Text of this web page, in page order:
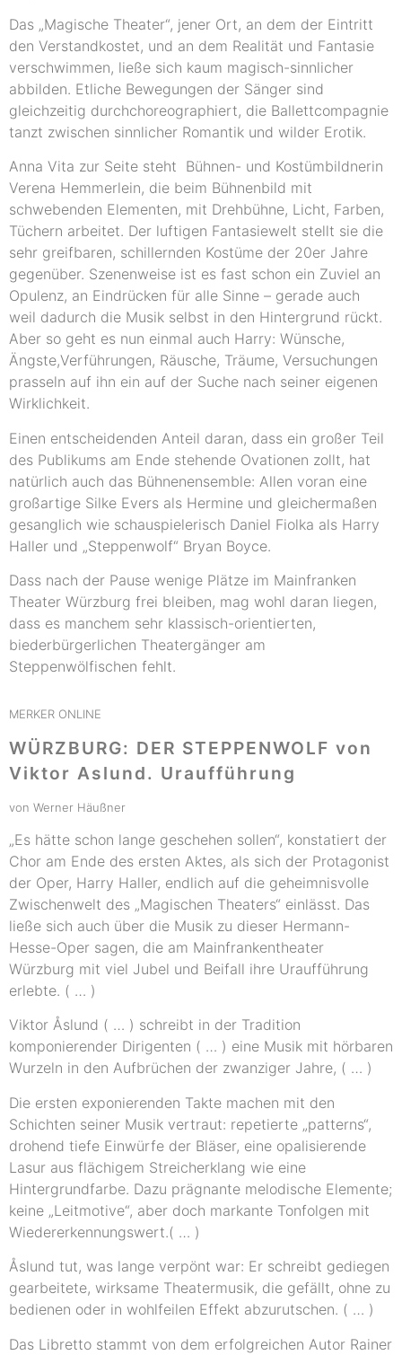
Das „Magische Theater“, jener Ort, an dem der Eintritt
den Verstandkostet, und an dem Realität und Fantasie
verschwimmen, ließe sich kaum magisch-sinnlicher
abbilden. Etliche Bewegungen der Sänger sind
gleichzeitig durchchoreographiert, die Ballettcompagnie
tanzt zwischen sinnlicher Romantik und wilder Erotik.
Anna Vita zur Seite steht Bühnen- und Kostümbildnerin
Verena Hemmerlein, die beim Bühnenbild mit
schwebenden Elementen, mit Drehbühne, Licht, Farben,
Tüchern arbeitet. Der luftigen Fantasiewelt stellt sie die
sehr greifbaren, schillernden Kostüme der 20er Jahre
gegenüber. Szenenweise ist es fast schon ein Zuviel an
Opulenz, an Eindrücken für alle Sinne – gerade auch
weil dadurch die Musik selbst in den Hintergrund rückt.
Aber so geht es nun einmal auch Harry: Wünsche,
Ängste,Verführungen, Räusche, Träume, Versuchungen
prasseln auf ihn ein auf der Suche nach seiner eigenen
Wirklichkeit.
Einen entscheidenden Anteil daran, dass ein großer Teil
des Publikums am Ende stehende Ovationen zollt, hat
natürlich auch das Bühnenensemble: Allen voran eine
großartige Silke Evers als Hermine und gleichermaßen
gesanglich wie schauspielerisch Daniel Fiolka als Harry
Haller und „Steppenwolf“ Bryan Boyce.
Dass nach der Pause wenige Plätze im Mainfranken
Theater Würzburg frei bleiben, mag wohl daran liegen,
dass es manchem sehr klassisch-orientierten,
biederbürgerlichen Theatergänger am
Steppenwölfischen fehlt.
MERKER ONLINE
WÜRZBURG: DER STEPPENWOLF von
Viktor Aslund. Uraufführung
von Werner Häußner
„Es hätte schon lange geschehen sollen“, konstatiert der
Chor am Ende des ersten Aktes, als sich der Protagonist
der Oper, Harry Haller, endlich auf die geheimnisvolle
Zwischenwelt des „Magischen Theaters“ einlässt. Das
ließe sich auch über die Musik zu dieser Hermann-
Hesse-Oper sagen, die am Mainfrankentheater
Würzburg mit viel Jubel und Beifall ihre Uraufführung
erlebte. ( … )
Viktor Åslund ( … ) schreibt in der Tradition
komponierender Dirigenten ( … ) eine Musik mit hörbaren
Wurzeln in den Aufbrüchen der zwanziger Jahre, ( … )
Die ersten exponierenden Takte machen mit den
Schichten seiner Musik vertraut: repetierte „patterns“,
drohend tiefe Einwürfe der Bläser, eine opalisierende
Lasur aus flächigem Streicherklang wie eine
Hintergrundfarbe. Dazu prägnante melodische Elemente;
keine „Leitmotive“, aber doch markante Tonfolgen mit
Wiedererkennungswert.( … )
Åslund tut, was lange verpönt war: Er schreibt gediegen
gearbeitete, wirksame Theatermusik, die gefällt, ohne zu
bedienen oder in wohlfeilen Effekt abzurutschen. ( … )
Das Libretto stammt von dem erfolgreichen Autor Rainer